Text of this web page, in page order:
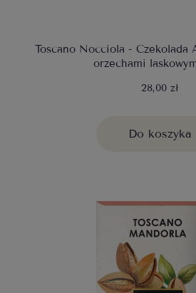
Toscano Nocciola - Czekolada
orzechami
28,00 zł
Do koszyka